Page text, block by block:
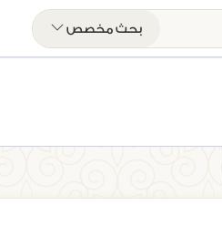
بحث مخصص